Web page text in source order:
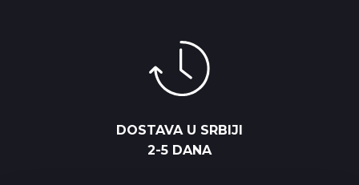
DOSTAVA U SRBIJI
2-5 DANA